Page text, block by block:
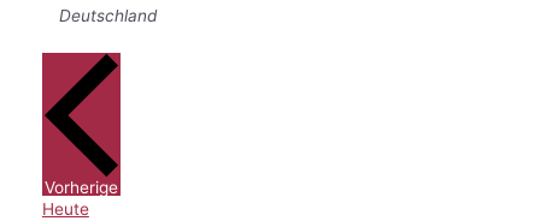
Deutschland
VorherigeVeranstaltungen
Heute